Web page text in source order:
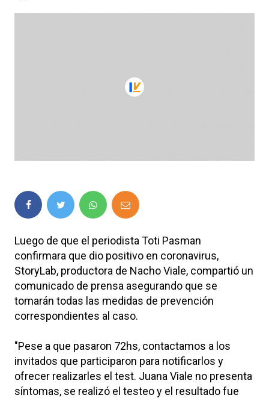
Luego de que el periodista Toti Pasman
confirmara que dio positivo en coronavirus,
StoryLab, productora de Nacho Viale, compartió un
comunicado de prensa asegurando que se
tomarán todas las medidas de prevención
correspondientes al caso.
"Pese a que pasaron 72hs, contactamos a los
invitados que participaron para notificarlos y
ofrecer realizarles el test. Juana Viale no presenta
síntomas, se realizó el testeo y el resultado fue